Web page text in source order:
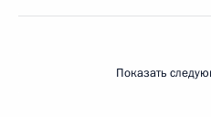
Показать